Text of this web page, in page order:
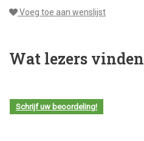
Voeg toe aan wenslijst
Wat lezers vinden
Schrijf uw beoordeling!